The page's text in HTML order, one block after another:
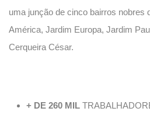
uma junção de cinco bairros nobres
América, Jardim Europa, Jardim
Cerqueira César.
+ DE 260 MIL